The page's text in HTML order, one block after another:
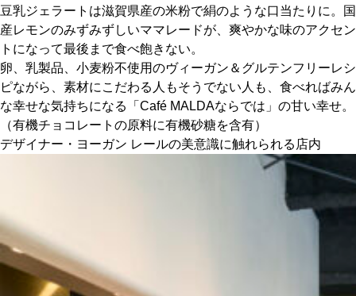
豆乳ジェラートは滋賀県産の米粉で絹のような口当たりに。国
産レモンのみずみずしいママレードが、爽やかな味のアクセン
トになって最後まで食べ飽きない。
卵、乳製品、小麦粉不使用のヴィーガン＆グルテンフリーレシ
ピながら、素材にこだわる人もそうでない人も、食べればみん
な幸せな気持ちになる「Café MALDAならでは」の甘い幸せ。
（有機チョコレートの原料に有機砂糖を含有）
デザイナー・ヨーガン レールの美意識に触れられる店内